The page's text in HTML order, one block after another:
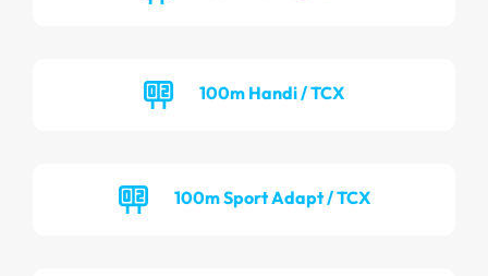
100m Handi / TCX
100m Sport Adapt / TCX